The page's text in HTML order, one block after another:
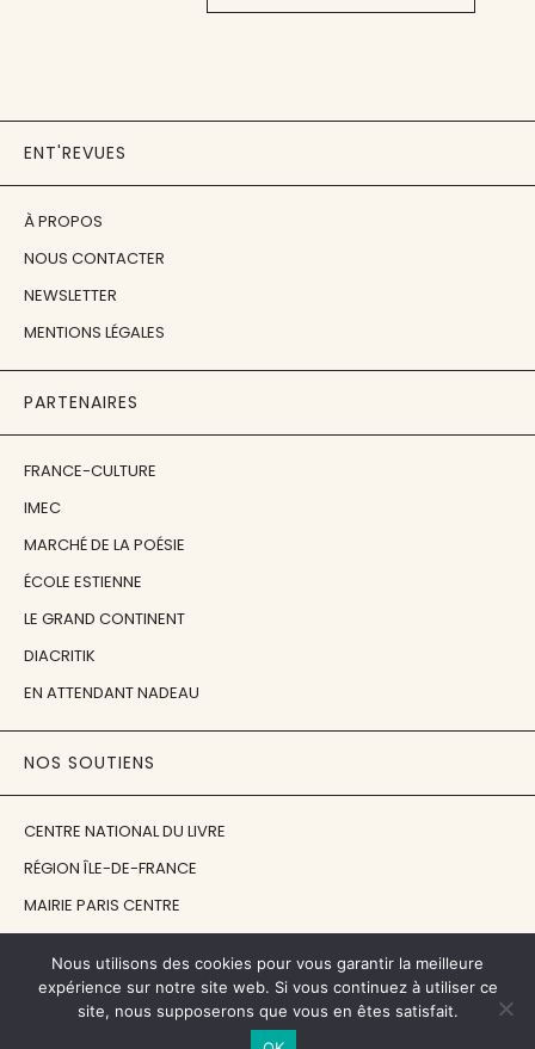
ENT'REVUES
À PROPOS
NOUS CONTACTER
NEWSLETTER
MENTIONS LÉGALES
PARTENAIRES
FRANCE-CULTURE
IMEC
MARCHÉ DE LA POÉSIE
ÉCOLE ESTIENNE
LE GRAND CONTINENT
DIACRITIK
EN ATTENDANT NADEAU
NOS SOUTIENS
CENTRE NATIONAL DU LIVRE
RÉGION ÎLE-DE-FRANCE
MAIRIE PARIS CENTRE
FONDATION JAN MICHALSKI
© 1998 - 2026, ENT'REVUES
Nous utilisons des cookies pour vous garantir la meilleure
expérience sur notre site web. Si vous continuez à utiliser ce
site, nous supposerons que vous en êtes satisfait.